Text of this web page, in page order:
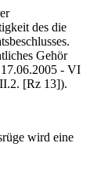
des die
Gehör
- VI
[Rz 13]).
wird eine